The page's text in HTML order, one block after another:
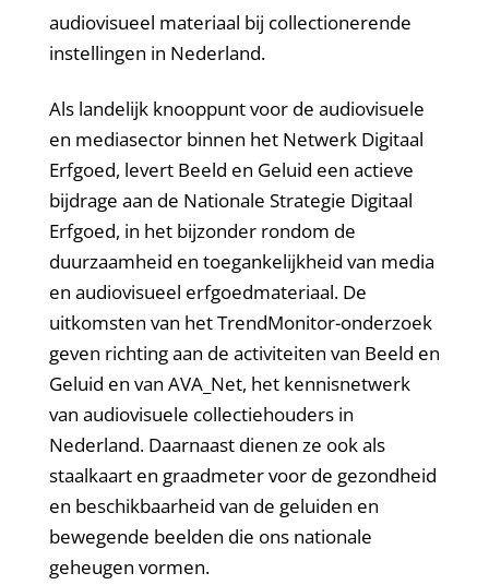
audiovisueel materiaal bij collectionerende
instellingen in Nederland.
Als landelijk knooppunt voor de audiovisuele
en mediasector binnen het Netwerk Digitaal
Erfgoed, levert Beeld en Geluid een actieve
bijdrage aan de Nationale Strategie Digitaal
Erfgoed, in het bijzonder rondom de
duurzaamheid en toegankelijkheid van media
en audiovisueel erfgoedmateriaal. De
uitkomsten van het TrendMonitor-onderzoek
geven richting aan de activiteiten van Beeld en
Geluid en van AVA_Net, het kennisnetwerk
van audiovisuele collectiehouders in
Nederland. Daarnaast dienen ze ook als
staalkaart en graadmeter voor de gezondheid
en beschikbaarheid van de geluiden en
bewegende beelden die ons nationale
geheugen vormen.